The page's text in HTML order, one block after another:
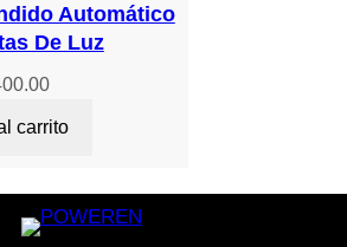
Automático
De Luz
carrito